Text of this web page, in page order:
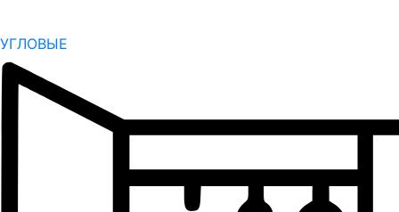
УГЛОВЫЕ